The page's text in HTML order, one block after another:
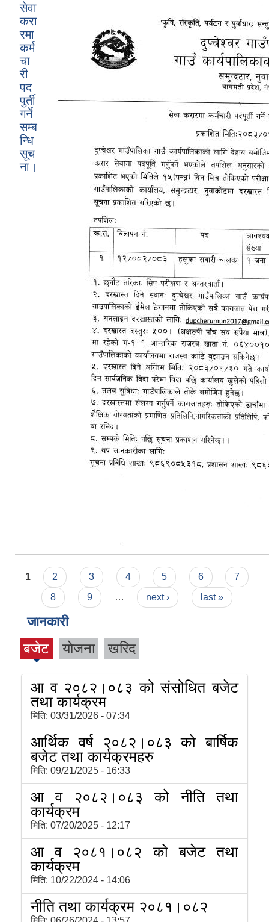
सेवा
करा
रमा
कर्म
चा
री
पद
पुर्ती
गर्ने
सम्ब
न्धि
सूच
ना।
Pages
1 2 3 4 5 6
7
8
9 … next › last »
जानकारी
बजेट योजना खरिद
आ व २०८२।०८३ को संसोधित बजेट
तथा कार्यक्रम
मिति: 03/31/2026 - 07:34
आर्थिक वर्ष २०८२।०८३ को बार्षिक
बजेट तथा कार्यक्रमहरु
मिति: 09/21/2025 - 16:33
आ व २०८२।०८३ को नीति तथा
कार्यक्रम
मिति: 07/20/2025 - 12:17
आ व २०८१।०८२ को बजेट तथा
कार्यक्रम
मिति: 10/22/2024 - 14:06
नीति तथा कार्यक्रम २०८१।०८२